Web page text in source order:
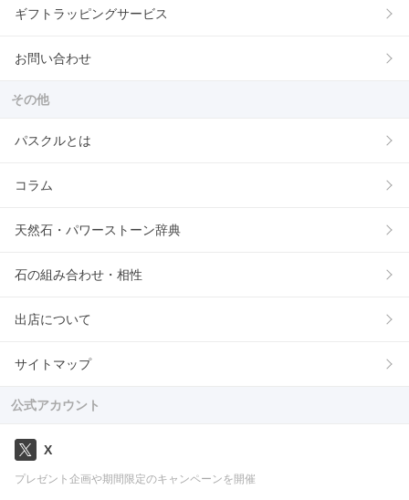
ギフトラッピングサービス
お問い合わせ
その他
パスクルとは
コラム
天然石・パワーストーン辞典
石の組み合わせ・相性
出店について
サイトマップ
公式アカウント
X
プレゼント企画や期間限定のキャンペーンを開催